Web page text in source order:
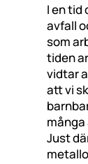
I en tid
avfall
som
tiden
vidtar
att vi
många
Just